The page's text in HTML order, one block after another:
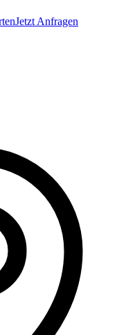
Jetzt Anfragen